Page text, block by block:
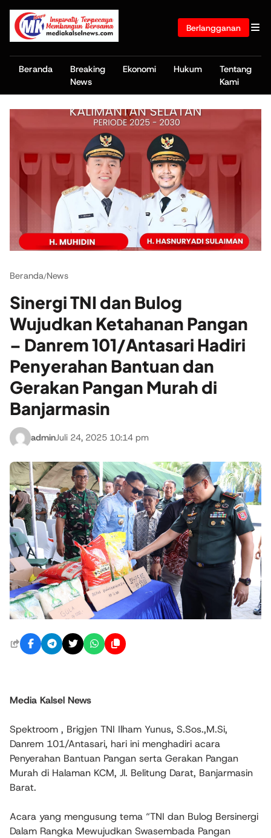
Berlangganan
Beranda
Breaking
News
Ekonomi Hukum
Tentang
Kami
Beranda/News
‎Sinergi TNI dan Bulog
Wujudkan Ketahanan Pangan
– Danrem 101/Antasari Hadiri
Penyerahan Bantuan dan
Gerakan Pangan Murah di
Banjarmasin
adminJuli 24, 2025 10:14 pm
Media Kalsel News
‎Spektroom , Brigjen TNI Ilham Yunus, S.Sos.,M.Si,
Danrem 101/Antasari, hari ini menghadiri acara
Penyerahan Bantuan Pangan serta Gerakan Pangan
Murah di Halaman KCM, Jl. Belitung Darat, Banjarmasin
Barat.
Acara yang mengusung tema “TNI dan Bulog Bersinergi
Dalam Rangka Mewujudkan Swasembada Pangan